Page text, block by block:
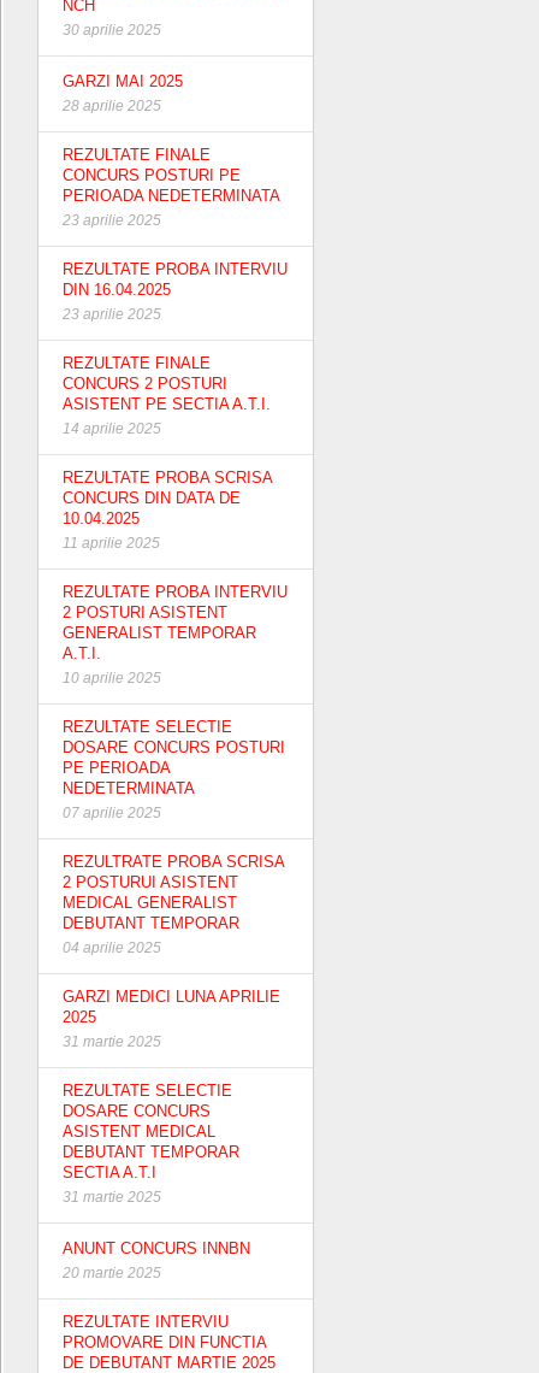
NCH
30 aprilie 2025
GARZI MAI 2025
28 aprilie 2025
REZULTATE FINALE
CONCURS POSTURI PE
PERIOADA NEDETERMINATA
23 aprilie 2025
REZULTATE PROBA INTERVIU
DIN 16.04.2025
23 aprilie 2025
REZULTATE FINALE
CONCURS 2 POSTURI
ASISTENT PE SECTIA A.T.I.
14 aprilie 2025
REZULTATE PROBA SCRISA
CONCURS DIN DATA DE
10.04.2025
11 aprilie 2025
REZULTATE PROBA INTERVIU
2 POSTURI ASISTENT
GENERALIST TEMPORAR
A.T.I.
10 aprilie 2025
REZULTATE SELECTIE
DOSARE CONCURS POSTURI
PE PERIOADA
NEDETERMINATA
07 aprilie 2025
REZULTRATE PROBA SCRISA
2 POSTURUI ASISTENT
MEDICAL GENERALIST
DEBUTANT TEMPORAR
04 aprilie 2025
GARZI MEDICI LUNA APRILIE
2025
31 martie 2025
REZULTATE SELECTIE
DOSARE CONCURS
ASISTENT MEDICAL
DEBUTANT TEMPORAR
SECTIA A.T.I
31 martie 2025
ANUNT CONCURS INNBN
20 martie 2025
REZULTATE INTERVIU
PROMOVARE DIN FUNCTIA
DE DEBUTANT MARTIE 2025